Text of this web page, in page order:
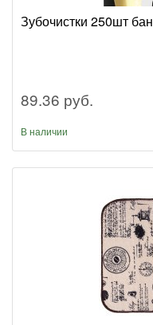
Зубочистки 250шт
89.36 руб.
В наличии